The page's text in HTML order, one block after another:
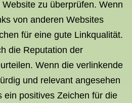
zu überprüfen. Wenn
von anderen Websites
für eine gute Linkqualität.
die Reputation der
Wenn die verlinkende
und relevant angesehen
ein positives Zeichen für die